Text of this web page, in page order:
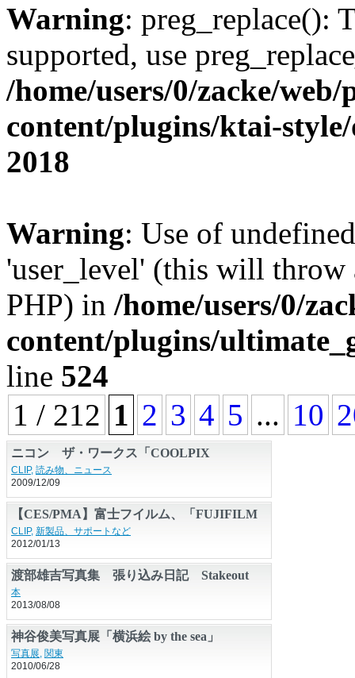
Warning: preg_replace():
supported, use
/home/users/0/zacke/
content/plugins/ktai-
2018
Warning: Use of
'user_level' (this will
PHP) in /home/users/0/
content/plugins/
line 524
1 / 212 1 2 3 4 5 ... 10
ニコン ザ・ワークス「COOLPIX
S1000pj」の開発を語る
CLIP,読み物、ニュース
2009/12/09
【CES/PMA】富士フイルム、「FUJIFILM
X-Pro1」の説明会を開催
CLIP,新製品、サポートなど
2012/01/13
渡部雄吉写真集 張り込み日記 Stakeout
Diary
本
2013/08/08